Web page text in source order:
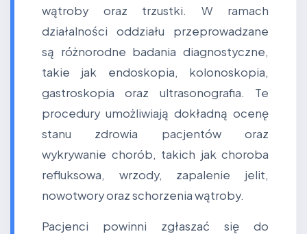
wątroby oraz trzustki. W ramach
działalności oddziału przeprowadzane
są różnorodne badania diagnostyczne,
takie jak endoskopia, kolonoskopia,
gastroskopia oraz ultrasonografia. Te
procedury umożliwiają dokładną ocenę
stanu zdrowia pacjentów oraz
wykrywanie chorób, takich jak choroba
refluksowa, wrzody, zapalenie jelit,
nowotwory oraz schorzenia wątroby.
Pacjenci powinni zgłaszać się do